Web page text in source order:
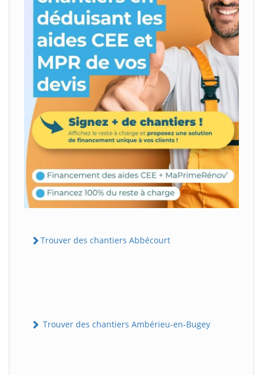
Trouver des chantiers Abbécourt
Trouver des chantiers Ambérieu-en-Bugey